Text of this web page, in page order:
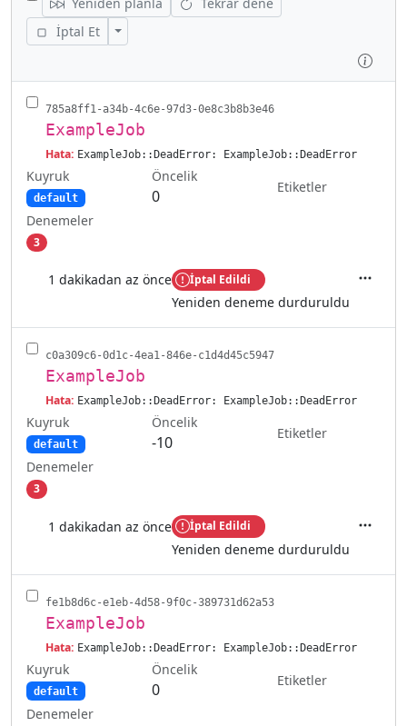
İptal Et
İşlemleri Gizle/Göster
785a8ff1-a34b-4c6e-97d3-0e8c3b8b3e46
ExampleJob
Hata: ExampleJob::DeadError: ExampleJob::DeadError
Kuyruk
default
Öncelik
0
Etiketler
Denemeler
3
1 dakikadan az önce İptal Edildi
Yeniden deneme durduruldu
c0a309c6-0d1c-4ea1-846e-c1d4d45c5947
ExampleJob
Hata: ExampleJob::DeadError: ExampleJob::DeadError
Kuyruk
default
Öncelik
-10
Etiketler
Denemeler
3
1 dakikadan az önce İptal Edildi
Yeniden deneme durduruldu
fe1b8d6c-e1eb-4d58-9f0c-389731d62a53
ExampleJob
Hata: ExampleJob::DeadError: ExampleJob::DeadError
Kuyruk
default
Öncelik
0
Etiketler
Denemeler